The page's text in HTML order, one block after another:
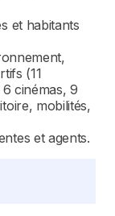
et habitants
(11
cinémas, 9
mobilités,
et agents.